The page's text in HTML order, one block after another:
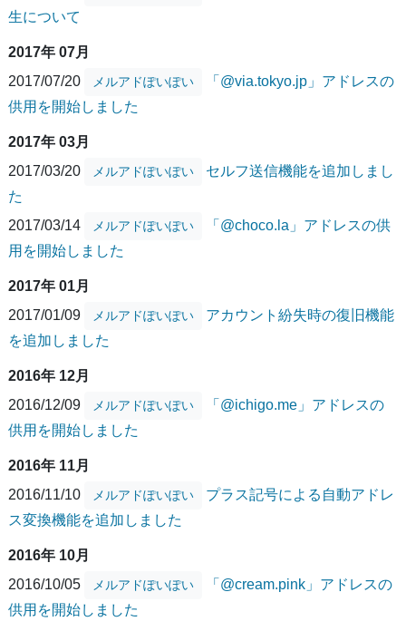
生について
2017年 07月
2017/07/20
メルアドぽいぽい
「@via.tokyo.jp」アドレスの
供用を開始しました
2017年 03月
2017/03/20
メルアドぽいぽい
セルフ送信機能を追加しまし
た
2017/03/14
メルアドぽいぽい
「@choco.la」アドレスの供
用を開始しました
2017年 01月
2017/01/09
メルアドぽいぽい
アカウント紛失時の復旧機能
を追加しました
2016年 12月
2016/12/09
メルアドぽいぽい
「@ichigo.me」アドレスの
供用を開始しました
2016年 11月
2016/11/10
メルアドぽいぽい
プラス記号による自動アドレ
ス変換機能を追加しました
2016年 10月
2016/10/05
メルアドぽいぽい
「@cream.pink」アドレスの
供用を開始しました